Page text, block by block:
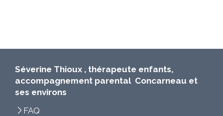
Séverine Thioux , thérapeute enfants,
accompagnement parental Concarneau et
ses environs
FAQ